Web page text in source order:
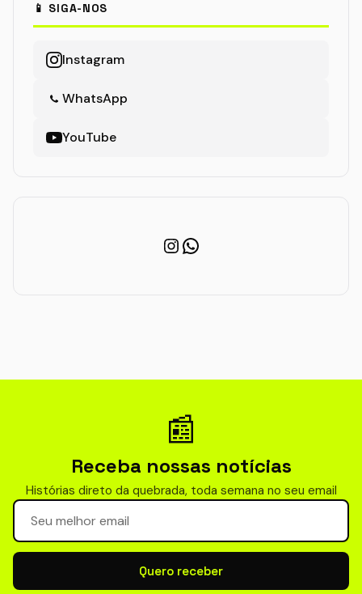
📱 SIGA-NOS
Instagram
WhatsApp
YouTube
Instagram
WhatsApp
📰
Receba nossas notícias
Histórias direto da quebrada, toda semana no seu email
Seu email para newsletter
Quero receber